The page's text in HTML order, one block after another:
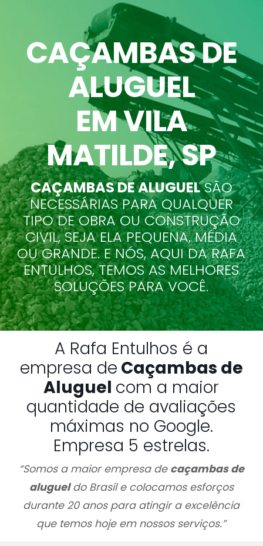
CAÇAMBAS DE
ALUGUEL
EM VILA
MATILDE, SP
CAÇAMBAS DE ALUGUELSÃO
NECESSÁRIAS PARA QUALQUER
TIPO DE OBRA OU CONSTRUÇÃO
CIVIL, SEJA ELA PEQUENA, MÉDIA
OU GRANDE. E NÓS, AQUI DA RAFA
ENTULHOS, TEMOS AS MELHORES
SOLUÇÕES PARA VOCÊ.
A Rafa Entulhos é a
empresa de Caçambas de
Aluguel com a maior
quantidade de avaliações
máximas no Google.
Empresa 5 estrelas.
“Somos a maior empresa de caçambas de
alugueldo Brasil e colocamos esforços
durante 20 anos para atingir a excelência
que temos hoje em nossos serviços.”